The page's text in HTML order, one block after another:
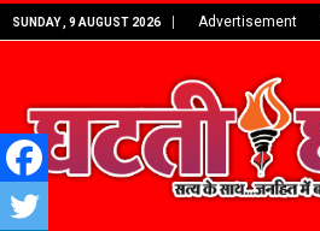
SUNDAY , 9 AUGUST 2026 Advertisement